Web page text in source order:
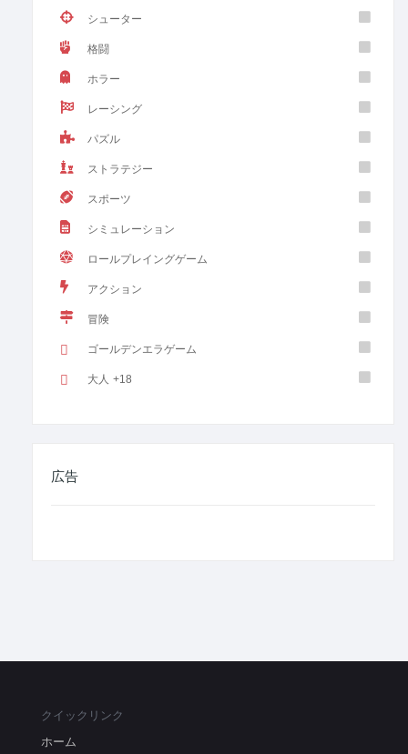
シューター
格闘
ホラー
レーシング
パズル
ストラテジー
スポーツ
シミュレーション
ロールプレイングゲーム
アクション
冒険
ゴールデンエラゲーム
大人 +18
広告
クイックリンク
ホーム